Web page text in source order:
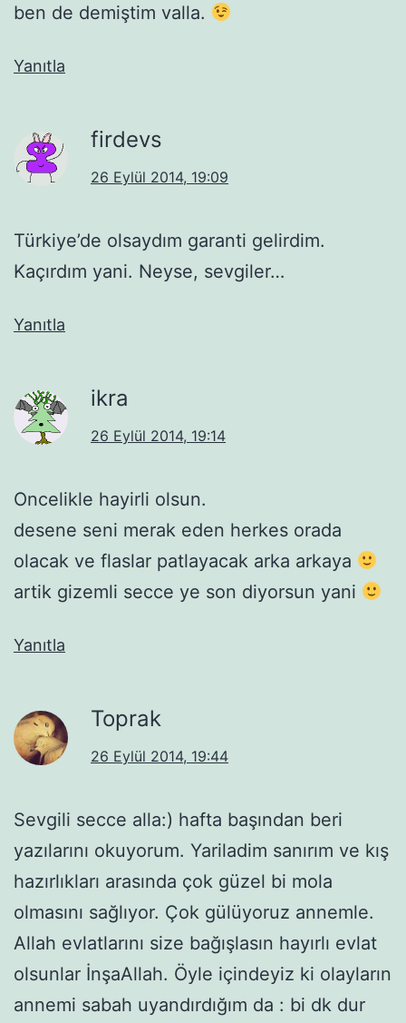
ben de demiştim valla.
Yanıtla
firdevs
26 Eylül 2014, 19:09
Türkiye’de olsaydım garanti gelirdim.
Kaçırdım yani. Neyse, sevgiler…
Yanıtla
ikra
26 Eylül 2014, 19:14
Oncelikle hayirli olsun.
desene seni merak eden herkes orada
olacak ve flaslar patlayacak arka arkaya
artik gizemli secce ye son diyorsun yani
Yanıtla
Toprak
26 Eylül 2014, 19:44
Sevgili secce alla:) hafta başından beri
yazılarını okuyorum. Yariladim sanırım ve kış
hazırlıkları arasında çok güzel bi mola
olmasını sağlıyor. Çok gülüyoruz annemle.
Allah evlatlarını size bağışlasın hayırlı evlat
olsunlar İnşaAllah. Öyle içindeyiz ki olayların
annemi sabah uyandırdığım da : bi dk dur